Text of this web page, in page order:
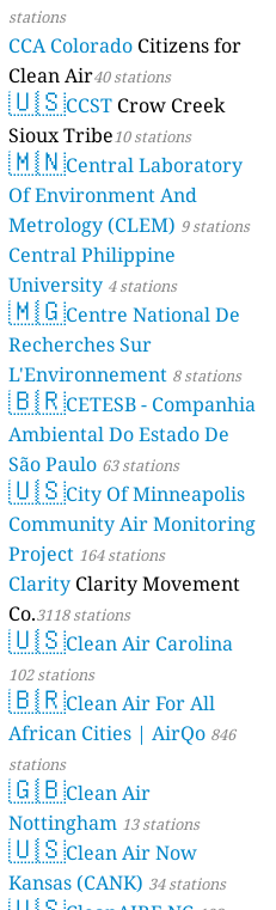
stations
CCA Colorado Citizens for
Clean Air40 stations
🇺🇸CCST Crow Creek
Sioux Tribe10 stations
🇲🇳Central Laboratory
Of Environment And
Metrology (CLEM) 9 stations
Central Philippine
University 4 stations
🇲🇬Centre National De
Recherches Sur
L'Environnement 8 stations
🇧🇷CETESB - Companhia
Ambiental Do Estado De
São Paulo 63 stations
🇺🇸City Of Minneapolis
Community Air Monitoring
Project 164 stations
Clarity Clarity Movement
Co.3118 stations
🇺🇸Clean Air Carolina
102 stations
🇧🇷Clean Air For All
African Cities | AirQo 846
stations
🇬🇧Clean Air
Nottingham 13 stations
🇺🇸Clean Air Now
Kansas (CANK) 34 stations